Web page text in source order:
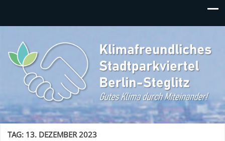
Klimafreundliches
Stadtparkviertel
Gutes Klima durch Miteinander in Berlin-Steglitz!
TAG: 13. DEZEMBER 2023